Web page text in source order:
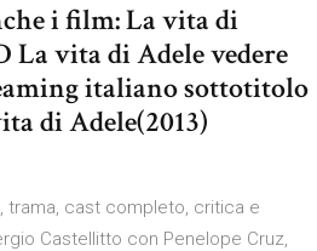
i film: La vita di
La vita di Adele vedere
italiano sottotitolo
di Adele(2013)
trama, cast completo, critica e
Castellitto con Penelope Cruz,